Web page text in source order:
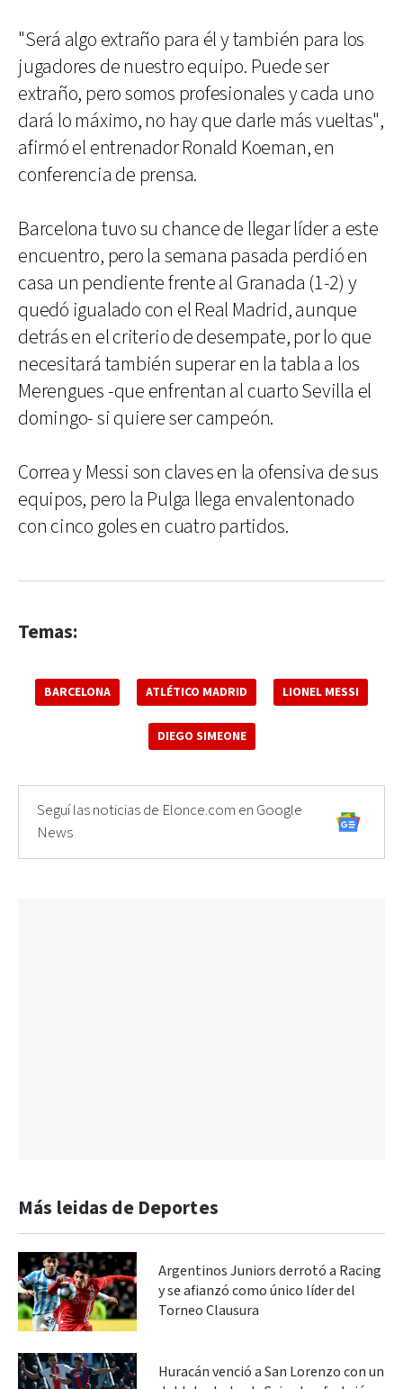
"Será algo extraño para él y también para los
jugadores de nuestro equipo. Puede ser
extraño, pero somos profesionales y cada uno
dará lo máximo, no hay que darle más vueltas",
afirmó el entrenador Ronald Koeman, en
conferencia de prensa.
Barcelona tuvo su chance de llegar líder a este
encuentro, pero la semana pasada perdió en
casa un pendiente frente al Granada (1-2) y
quedó igualado con el Real Madrid, aunque
detrás en el criterio de desempate, por lo que
necesitará también superar en la tabla a los
Merengues -que enfrentan al cuarto Sevilla el
domingo- si quiere ser campeón.
Correa y Messi son claves en la ofensiva de sus
equipos, pero la Pulga llega envalentonado
con cinco goles en cuatro partidos.
Temas:
BARCELONA ATLÉTICO MADRID LIONEL MESSI
DIEGO SIMEONE
Seguí las noticias de Elonce.com en Google
News
Más leidas de Deportes
Argentinos Juniors derrotó a Racing
y se afianzó como único líder del
Torneo Clausura
Huracán venció a San Lorenzo con un